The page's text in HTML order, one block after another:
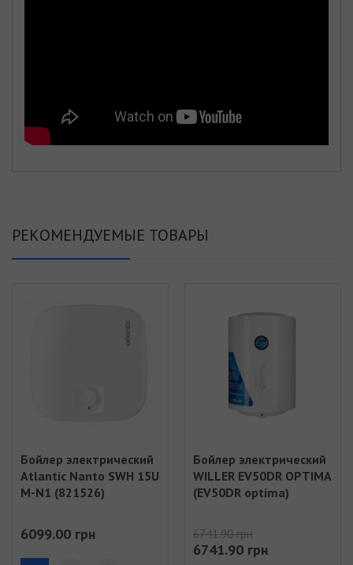
РЕКОМЕНДУЕМЫЕ ТОВАРЫ
Бойлер электрический
Atlantic Nanto SWH 15U
M-N1 (821526)
6099.00 грн
Бойлер электрический
WILLER EV50DR OPTIMA
(EV50DR optima)
6741.90 грн
6741.90 грн